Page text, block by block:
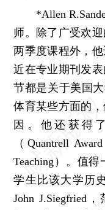
*Allen
师。除了广受欢
两季度课程外，
近在专业期刊发
节都是关于美国
体育某些方面的
因。他还获得
（Quantrell
Teaching）。值
学生比该大学历
John J.Siegfried